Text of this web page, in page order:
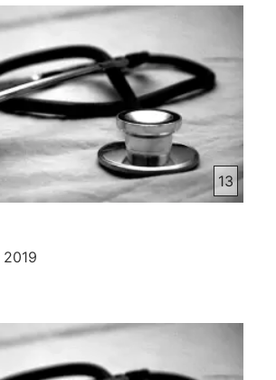
موسیقی موسیقی موسیقی موسیقی
موسیقی موسیقی موسیقی موسیقی
موسیقی موسیقی موسیقی موسیقی
موسیقی موسیقی موسیقی موسیقی
موسیقی موسیقی موسیقی موسیقی
موسیقی موسیقی موسیقی موسیقی
موسیقی موسیقی موسیقی موسیقی
موسیقی موسیقی موسیقی موسیقی
موسیقی موسیقی موسیقی
13